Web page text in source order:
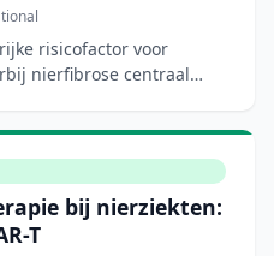
risicofactor voor
nierfibrose centraal
bij nierziekten:
T